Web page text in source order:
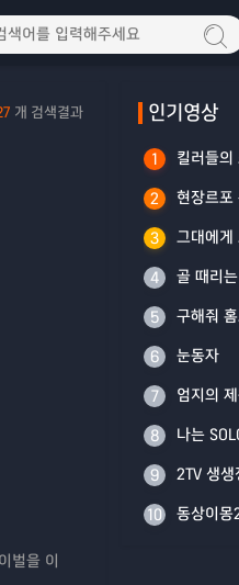
개 검색결과
벌을 이
인기영상
1 킬러들의
2 현장르포
3 그대에게
4 골 때리
5 구해줘
6 눈동자
7 엄지의
8 나는
9 2TV 생생
10 동상이몽